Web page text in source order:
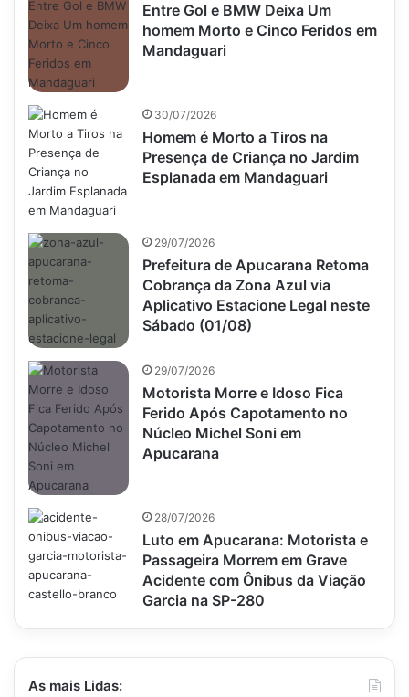
Entre Gol e BMW Deixa Um
homem Morto e Cinco Feridos em
Mandaguari
30/07/2026
Homem é Morto a Tiros na
Presença de Criança no Jardim
Esplanada em Mandaguari
29/07/2026
Prefeitura de Apucarana Retoma
Cobrança da Zona Azul via
Aplicativo Estacione Legal neste
Sábado (01/08)
29/07/2026
Motorista Morre e Idoso Fica
Ferido Após Capotamento no
Núcleo Michel Soni em
Apucarana
28/07/2026
Luto em Apucarana: Motorista e
Passageira Morrem em Grave
Acidente com Ônibus da Viação
Garcia na SP-280
As mais Lidas: